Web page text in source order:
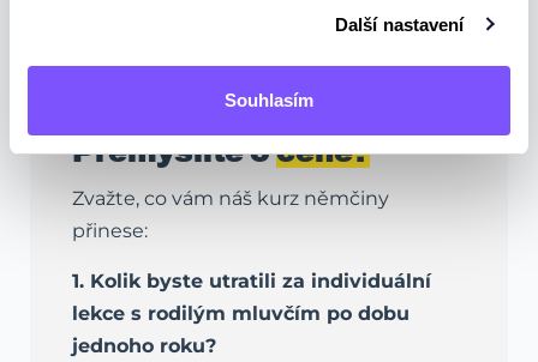
Další nastavení
Souhlasím
Přemýšlíte oceně?
Zvažte, co vám náš kurz němčiny
přinese:
1. Kolik byste utratili za individuální
lekce s rodilým mluvčím po dobu
jednoho roku?